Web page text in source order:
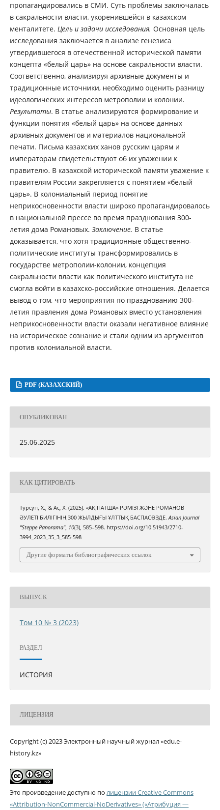
пропагандировались в СМИ. Суть проблемы заключалась
в сакральности власти, укоренившейся в казахском
менталитете. Цель и задачи исследования. Основная цель
исследования заключается в анализе генезиса
утвердившегося в отечественной исторической памяти
концепта «белый царь» на основе сакральности власти.
Соответственно, анализируя архивные документы и
традиционные источники, необходимо оценить разницу
идеологических интересов метрополии и колонии.
Результаты. В статье анализируются формирование и
функции понятия «белый царь» на основе данных
архивных документов и материалов национальной
печати. Письма казахских ханов русским царям и
императорам свидетельствуют об их уважении к
правителю. В казахской исторической памяти уважение к
правителям России закрепляется с понятием «белый
царь». В колониальный период понятие
неприкосновенности власти широко пропагандировалось
в национальной прессе во время празднования 300-
летия дома Романовых. Заключение. В статье
доказывается, что хотя традиционные общественно-
политические институты трансформировались в
государстве метрополии-колонии, концепция
сакральности власти как политического института не
смогла войти в казахско-российские отношения. Делается
вывод о том, что мероприятия по празднованию 300-
летия правления дома Романовых вместо установления
неприкосновенности власти оказали негативное влияние
на историческое сознание и стали одним из аргументов
против колониальной власти.
PDF (КАЗАХСКИЙ)
ОПУБЛИКОВАН
25.06.2025
КАК ЦИТИРОВАТЬ
Турсун, Х., & Ас, Х. (2025). «АҚ ПАТША» РӘМІЗІ ЖӘНЕ РОМАНОВ
ӘУЛЕТІ БИЛІГІНІҢ 300 ЖЫЛДЫҒЫ ҰЛТТЫҚ БАСПАСӨЗДЕ.Asian Journal
"Steppe Panorama", 10(3), 585–598. https://doi.org/10.51943/2710-
3994_2023_35_3_585-598
Другие форматы библиографических ссылок
ВЫПУСК
Том 10 № 3 (2023)
РАЗДЕЛ
ИСТОРИЯ
ЛИЦЕНЗИЯ
Copyright (c) 2023 Электронный научный журнал «edu.e-
history.kz»
Это произведение доступно по лицензии Creative Commons
«Attribution-NonCommercial-NoDerivatives» («Атрибуция —